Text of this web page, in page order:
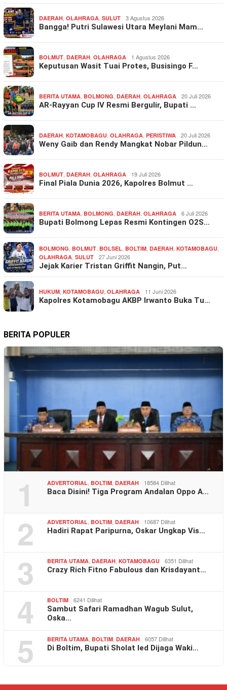
DAERAH, OLAHRAGA, SULUT 3 Agustus 2026
Bangga! Putri Sulawesi Utara Meylani Mam…
BOLMUT, DAERAH, OLAHRAGA 1 Agustus 2026
Keputusan Wasit Tuai Protes, Busisingo F…
BERITA UTAMA, BOLMONG, DAERAH, OLAHRAGA 20 Juli 2026
AR-Rayyan Cup IV Resmi Bergulir, Bupati …
DAERAH, KOTAMOBAGU, OLAHRAGA, PERISTIWA 20 Juli 2026
Weny Gaib dan Rendy Mangkat Nobar Pildun…
BOLMUT, DAERAH, OLAHRAGA 19 Juli 2026
Final Piala Dunia 2026, Kapolres Bolmut …
BERITA UTAMA, BOLMONG, DAERAH, OLAHRAGA 6 Juli 2026
Bupati Bolmong Lepas Resmi Kontingen O2S…
BOLMONG, BOLMUT, BOLSEL, BOLTIM, DAERAH, KOTAMOBAGU,
OLAHRAGA, SULUT 27 Juni 2026
Jejak Karier Tristan Griffit Nangin, Put…
HUKUM, KOTAMOBAGU, OLAHRAGA 11 Juni 2026
Kapolres Kotamobagu AKBP Irwanto Buka Tu…
BERITA POPULER
1 ADVERTORIAL, BOLTIM, DAERAH 18584 Dilihat
Baca Disini! Tiga Program Andalan Oppo A…
2 ADVERTORIAL, BOLTIM, DAERAH 10687 Dilihat
Hadiri Rapat Paripurna, Oskar Ungkap Vis…
3 BERITA UTAMA, DAERAH, KOTAMOBAGU 6351 Dilihat
Crazy Rich Fitno Fabulous dan Krisdayant…
4 BOLTIM 6241 Dilihat
Sambut Safari Ramadhan Wagub Sulut,
Oska…
5 BERITA UTAMA, BOLTIM, DAERAH 6057 Dilihat
Di Boltim, Bupati Sholat Ied Dijaga Waki…